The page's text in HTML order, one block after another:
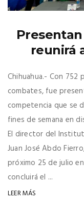
reunirá
Chihuahua.- Con
combates, fue
competencia que se
fines de semana en
El director del
Juan José Abdo
próximo 25 de julio
concluirá el ...
LEER MÁS